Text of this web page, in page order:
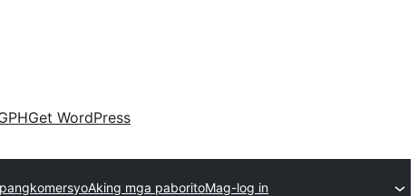
Get WordPress
Aking mga paboritoMag-log in